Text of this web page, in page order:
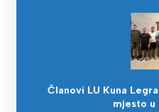
Članovi LU Kuna
mjesto u